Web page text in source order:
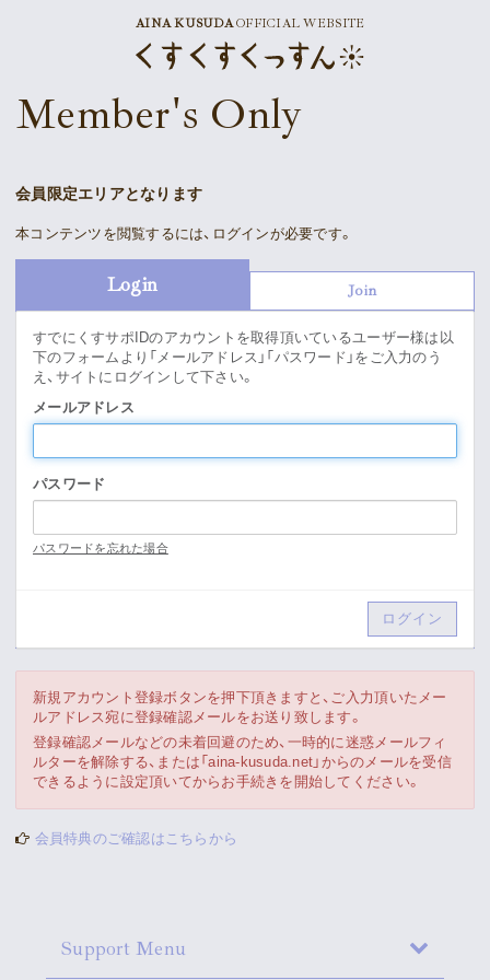
AINA KUSUDAOFFICIAL WEBSITE
Schedule
Discography
Supporter’s Menu Download
Movie
Gallery
Playlist
Vlogssun
あとがき
Live Streaming
Member's Only
会員限定エリアとなります
本コンテンツを閲覧するには、ログインが必要です。
Login Join
すでにくすサポIDのアカウントを取得頂いているユーザー様は以
下のフォームより「メールアドレス」「パスワード」をご入力のう
え、サイトにログインして下さい。
メールアドレス
パスワード
パスワードを忘れた場合
新規アカウント登録ボタンを押下頂きますと、ご入力頂いたメー
ルアドレス宛に登録確認メールをお送り致します。
登録確認メールなどの未着回避のため、一時的に迷惑メールフィ
ルターを解除する、または「aina-kusuda.net」からのメールを受信
できるように設定頂いてからお手続きを開始してください。
会員特典のご確認はこちらから
Support Menu